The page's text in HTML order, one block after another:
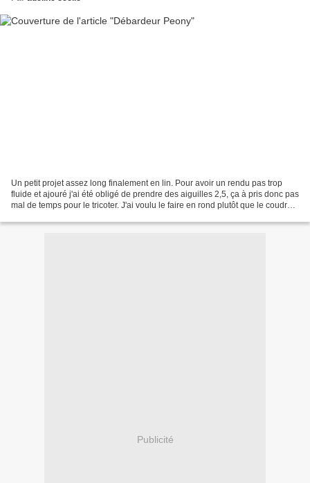
Un petit projet assez long finalement en lin. Pour avoir un rendu pas trop
fluide et ajouré j'ai été obligé de prendre des aiguilles 2,5, ça à pris donc pas
mal de temps pour le tricoter. J'ai voulu le faire en rond plutôt que le coudre,
Publicité